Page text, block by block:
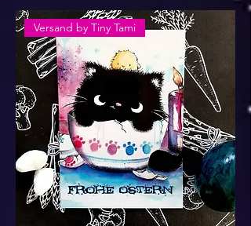
Versand by Tiny Tami